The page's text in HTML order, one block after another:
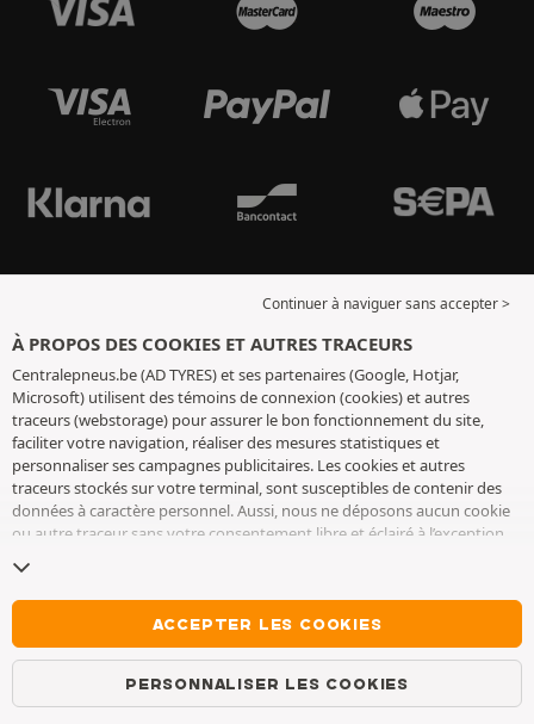
Continuer à naviguer sans accepter >
À PROPOS DES COOKIES ET AUTRES TRACEURS
Centralepneus.be (AD TYRES) et ses partenaires (Google, Hotjar,
Microsoft) utilisent des témoins de connexion (cookies) et autres
traceurs (webstorage) pour assurer le bon fonctionnement du site,
faciliter votre navigation, réaliser des mesures statistiques et
personnaliser ses campagnes publicitaires. Les cookies et autres
traceurs stockés sur votre terminal, sont susceptibles de contenir des
données à caractère personnel. Aussi, nous ne déposons aucun cookie
ou autre traceur sans votre consentement libre et éclairé à l’exception
conservons votre choix pendant 6 mois. Vous pouvez retirer votre
consentement à tout moment en vous rendant sur lapage cookies et
. Vous pouvez choisir de continuer à naviguer sans
accepter le dépôt de cookies ou autres traceurs. Le refus ne fait pas
obstacle à l’accès aux services AD TYRES. Pour plus d’informations, nous
vous invitons à consulterla page cookies et autres traceurs
ACCEPTER LES COOKIES
PERSONNALISER LES COOKIES